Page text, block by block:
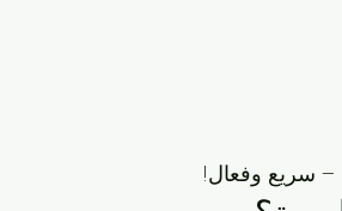
– سريع وفعال!